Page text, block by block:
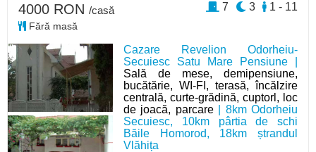
Cazare Revelion Odorheiu-
Secuiesc Satu Mare Pensiune |
Sală de mese, demipensiune,
bucătărie, WI-FI, terasă, încălzire
centrală, curte-grădină, cuptorl, loc
de joacă, parcare| 8km Odorheiu
Secuiesc, 10km pârtia de schi
Băile Homorod, 18km ștrandul
Vlăhița
4000 RON /casă
Fără masă
1 - 11
3
7